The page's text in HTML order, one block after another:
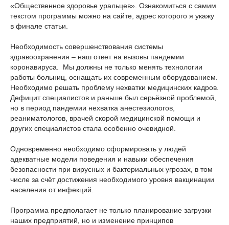
«Общественное здоровье уральцев». Ознакомиться с самим
текстом программы можно на сайте, адрес которого я укажу
в финале статьи.
Необходимость совершенствования системы
здравоохранения – наш ответ на вызовы пандемии
коронавируса. Мы должны не только менять технологии
работы больниц, оснащать их современным оборудованием.
Необходимо решать проблему нехватки медицинских кадров.
Дефицит специалистов и раньше был серьёзной проблемой,
но в период пандемии нехватка анестезиологов,
реаниматологов, врачей скорой медицинской помощи и
других специалистов стала особенно очевидной.
Одновременно необходимо сформировать у людей
адекватные модели поведения и навыки обеспечения
безопасности при вирусных и бактериальных угрозах, в том
числе за счёт достижения необходимого уровня вакцинации
населения от инфекций.
Программа предполагает не только планирование загрузки
наших предприятий, но и изменение принципов